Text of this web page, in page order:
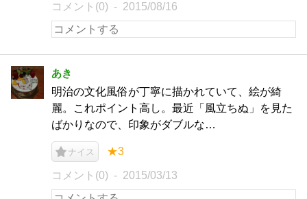
コメント(0) 2015/08/16
あき
明治の文化風俗が丁寧に描かれていて、絵が綺
麗。これポイント高し。最近「風立ちぬ」を見た
ばかりなので、印象がダブルな…
ナイス ★3
コメント(0) 2015/03/13